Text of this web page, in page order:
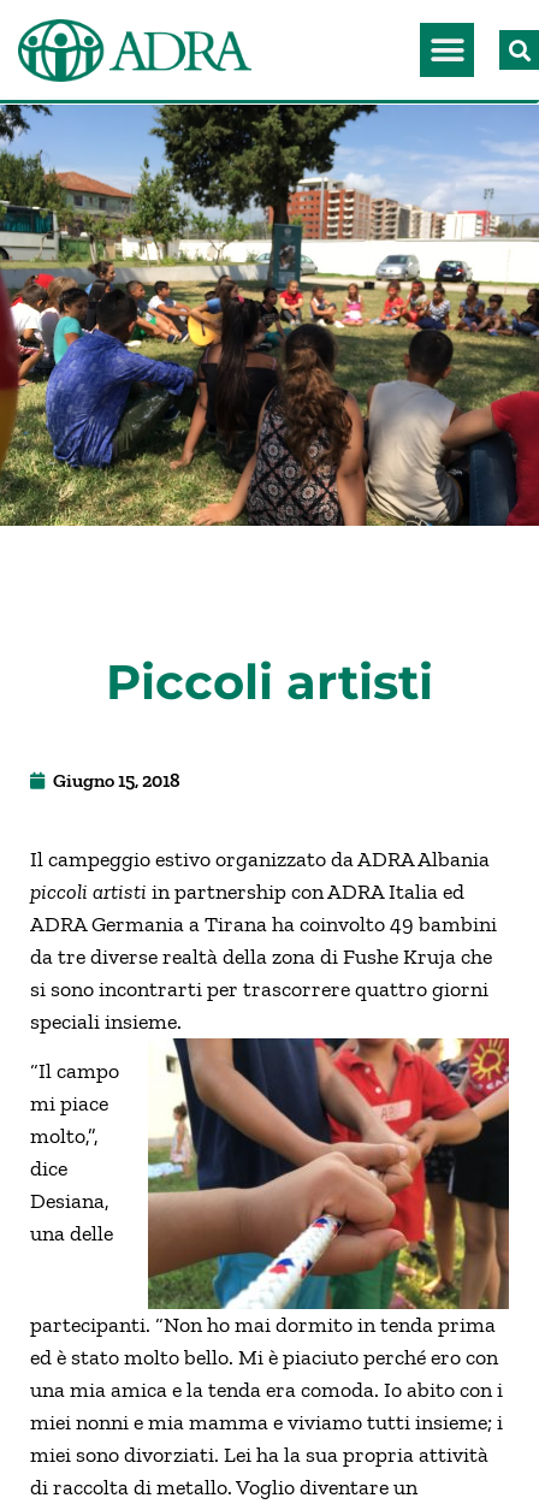
Piccoli artisti
Giugno 15, 2018
Il campeggio estivo organizzato da ADRA Albania
piccoli artisti in partnership con ADRA Italia ed
ADRA Germania a Tirana ha coinvolto 49 bambini
da tre diverse realtà della zona di Fushe Kruja che
si sono incontrarti per trascorrere quattro giorni
speciali insieme.
“Il campo
mi piace
molto,”,
dice
Desiana,
una delle
partecipanti. “Non ho mai dormito in tenda prima
ed è stato molto bello. Mi è piaciuto perché ero con
una mia amica e la tenda era comoda. Io abito con i
miei nonni e mia mamma e viviamo tutti insieme; i
miei sono divorziati. Lei ha la sua propria attività
di raccolta di metallo. Voglio diventare un